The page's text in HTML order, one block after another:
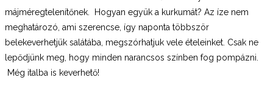
májméregtelenítőnek. Hogyan együk a kurkumát? Az íze nem
meghatározó, ami szerencse, így naponta többször
belekeverhetjük salátába, megszórhatjuk vele ételeinket. Csak ne
lepődjünk meg, hogy minden narancsos színben fog pompázni.
Még italba is keverhető!